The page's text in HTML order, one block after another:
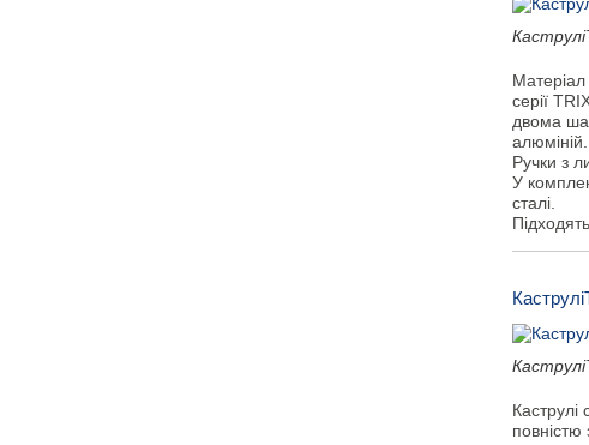
Матеріал
серії
двома
алюміній.
Ручки з
У
сталі.
Каструлі
повністю